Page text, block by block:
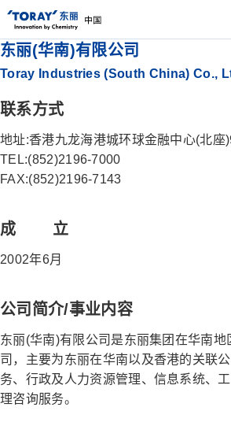
东丽(华南)有限公司
Toray Industries (South China) Co.,
联系方式
地址:香港九龙海港城环球金融中心(北座
TEL:(852)2196-7000
FAX:(852)2196-7143
成 立
2002年6月
公司简介/事业内容
东丽(华南)有限公司是东丽集团在华南
司，主要为东丽在华南以及香港的关联
务、行政及人力资源管理、信息系统、
理咨询服务。